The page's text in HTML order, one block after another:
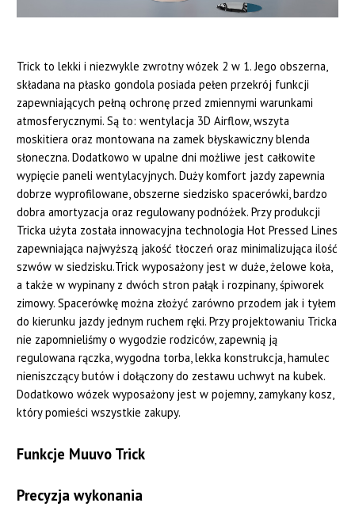
Trick to lekki i niezwykle zwrotny wózek 2 w 1. Jego obszerna,
składana na płasko gondola posiada pełen przekrój funkcji
zapewniających pełną ochronę przed zmiennymi warunkami
atmosferycznymi. Są to: wentylacja 3D Airflow, wszyta
moskitiera oraz montowana na zamek błyskawiczny blenda
słoneczna. Dodatkowo w upalne dni możliwe jest całkowite
wypięcie paneli wentylacyjnych. Duży komfort jazdy zapewnia
dobrze wyprofilowane, obszerne siedzisko spacerówki, bardzo
dobra amortyzacja oraz regulowany podnóżek. Przy produkcji
Tricka użyta została innowacyjna technologia Hot Pressed Lines
zapewniająca najwyższą jakość tłoczeń oraz minimalizująca ilość
szwów w siedzisku.Trick wyposażony jest w duże, żelowe koła,
a także w wypinany z dwóch stron pałąk i rozpinany, śpiworek
zimowy. Spacerówkę można złożyć zarówno przodem jak i tyłem
do kierunku jazdy jednym ruchem ręki. Przy projektowaniu Tricka
nie zapomnieliśmy o wygodzie rodziców, zapewnią ją
regulowana rączka, wygodna torba, lekka konstrukcja, hamulec
nieniszczący butów i dołączony do zestawu uchwyt na kubek.
Dodatkowo wózek wyposażony jest w pojemny, zamykany kosz,
który pomieści wszystkie zakupy.
Funkcje Muuvo Trick
Precyzja wykonania